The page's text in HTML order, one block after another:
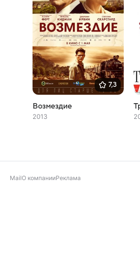
7,3
Возмездие
2013
MailО компанииРеклама